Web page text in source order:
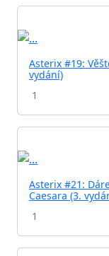
Asterix #19:
vydání)
1
Asterix #21:
Caesara (3.
1